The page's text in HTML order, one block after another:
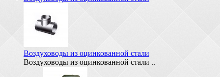
Воздуховоды из оцинкованной стали
Воздуховоды из оцинкованной стали ..